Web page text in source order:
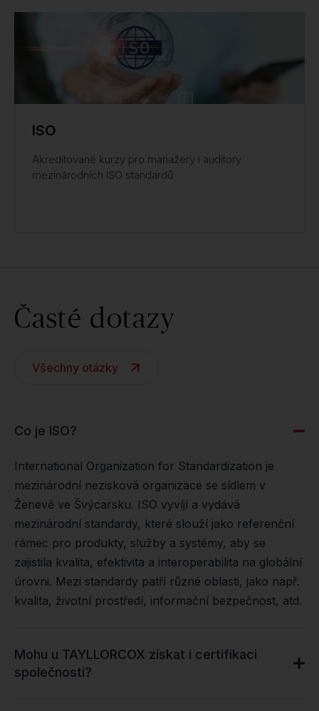
ISO
Akreditované kurzy pro manažery i auditory
mezinárodních ISO standardů
Časté dotazy
Všechny otázky
Co je ISO?
International Organization for Standardization je
mezinárodní nezisková organizace se sídlem v
Ženevě ve Švýcarsku. ISO vyvíjí a vydává
mezinárodní standardy, které slouží jako referenční
rámec pro produkty, služby a systémy, aby se
zajistila kvalita, efektivita a interoperabilita na globální
úrovni. Mezi standardy patří různé oblasti, jako např.
kvalita, životní prostředí, informační bezpečnost, atd.
Mohu u TAYLLORCOX získat i certifikaci
společnosti?